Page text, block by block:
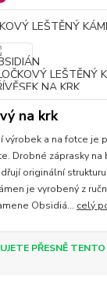
na krk
výrobek a na fotce je
Drobné záprasky na
originální
je vyrobený z
Obsidiá... celý
PŘESNĚ